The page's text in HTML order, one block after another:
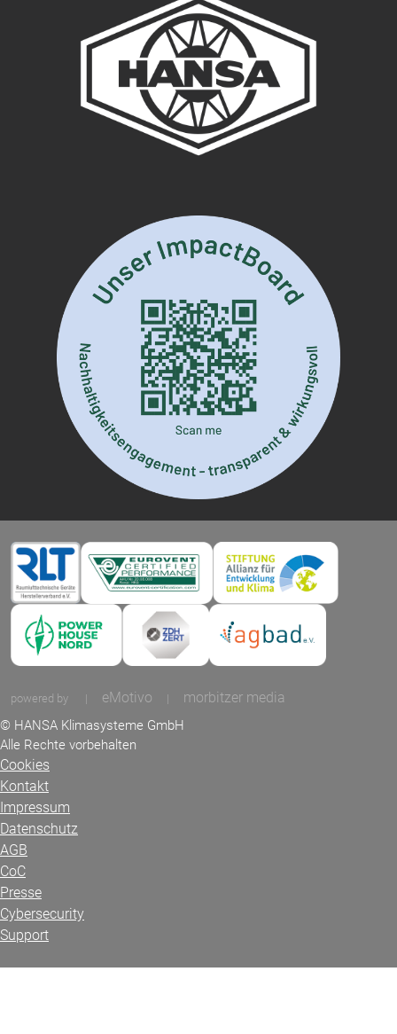
powered by | eMotivo | morbitzer media
© HANSA Klimasysteme GmbH
Alle Rechte vorbehalten
Cookies
Kontakt
Impressum
Datenschutz
AGB
CoC
Presse
Cybersecurity
Support